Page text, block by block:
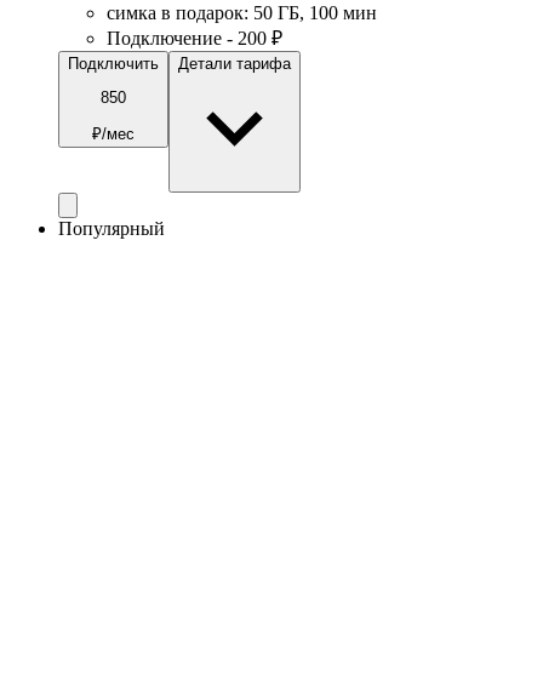
симка в подарок: 50 ГБ, 100 мин
Подключение - 200 ₽
Подключить
850
₽/мес
Детали тарифа
Популярный